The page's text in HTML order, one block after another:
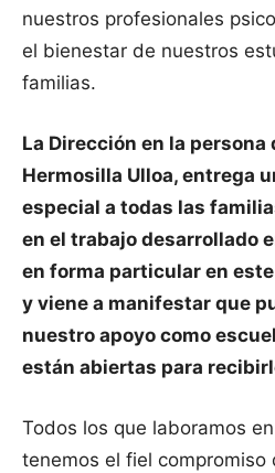
nuestros profesionales
el bienestar de nuestros
familias.
La Dirección en la persona
Hermosilla Ulloa, entrega
especial a todas las
en el trabajo desarrollado
en forma particular en
y viene a manifestar que
nuestro apoyo como
están abiertas para
Todos los que laboramos
tenemos el fiel